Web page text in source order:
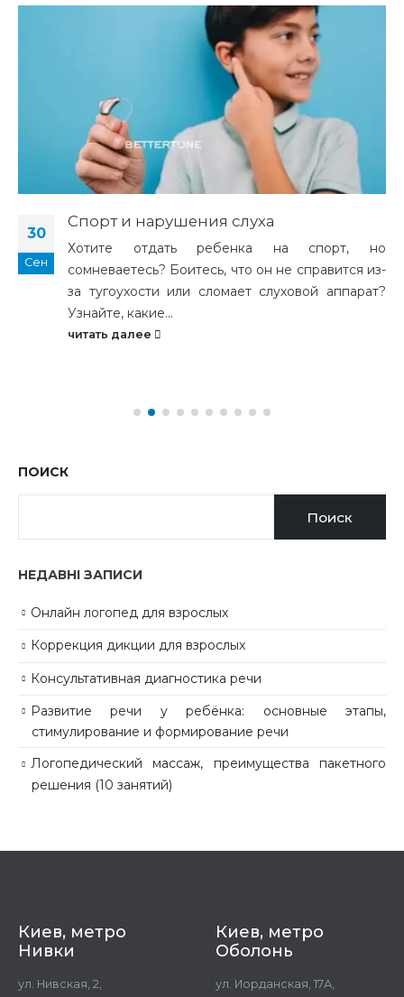
30
Сен
Спорт и нарушения слуха
Хотите отдать ребенка на спорт, но
сомневаетесь? Боитесь, что он не справится из-
за тугоухости или сломает слуховой аппарат?
Узнайте, какие...
читать далее
ПОИСК
Поиск
НЕДАВНІ ЗАПИСИ
Онлайн логопед для взрослых
Коррекция дикции для взрослых
Консультативная диагностика речи
Развитие речи у ребёнка: основные этапы,
стимулирование и формирование речи
Логопедический массаж, преимущества пакетного
решения (10 занятий)
Киев, метро
Нивки
ул. Нивская, 2,
Киев, метро
Оболонь
ул. Иорданская, 17А,